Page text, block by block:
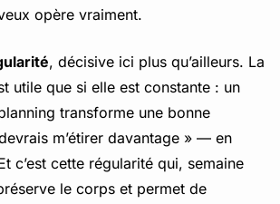
opère vraiment.
, décisive ici plus qu’ailleurs. La
utile que si elle est constante : un
transforme une bonne
m’étirer davantage » — en
c’est cette régularité qui, semaine
le corps et permet de